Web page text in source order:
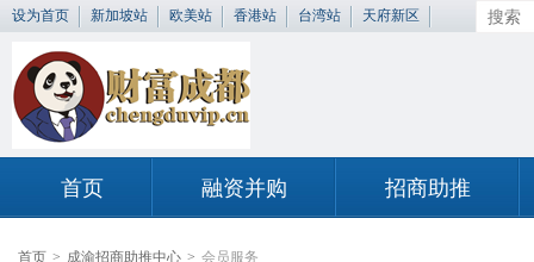
设为首页 新加坡站 欧美站 香港站 台湾站 天府新区
首页 融资并购 招商助推
首页 > 成渝招商助推中心 > 会员服务